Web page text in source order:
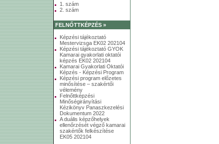
1. szám
2. szám
FELNŐTTKÉPZÉS »
Képzési tájékoztató
Mestervizsga EK02 202104
Képzési tájékoztató GYOK
Kamarai gyakorlati oktatói
képzés EK02 202104
Kamarai Gyakorlati Oktatói
Képzés - Képzési Program
Képzési program előzetes
minősítése – szakértői
vélemény
Felnőttképzési
Minőségirányítási
Kézikönyv Panaszkezelési
Dokumentum 2022
A duális képzőhelyek
ellenőrzését végző kamarai
szakértők felkészítése
EK05 202104